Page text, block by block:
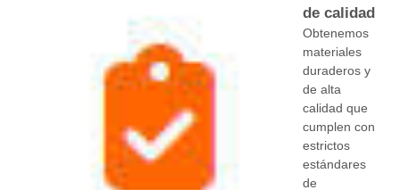
de calidad
Obtenemos
materiales
duraderos y
de alta
calidad que
cumplen con
estrictos
estándares
de